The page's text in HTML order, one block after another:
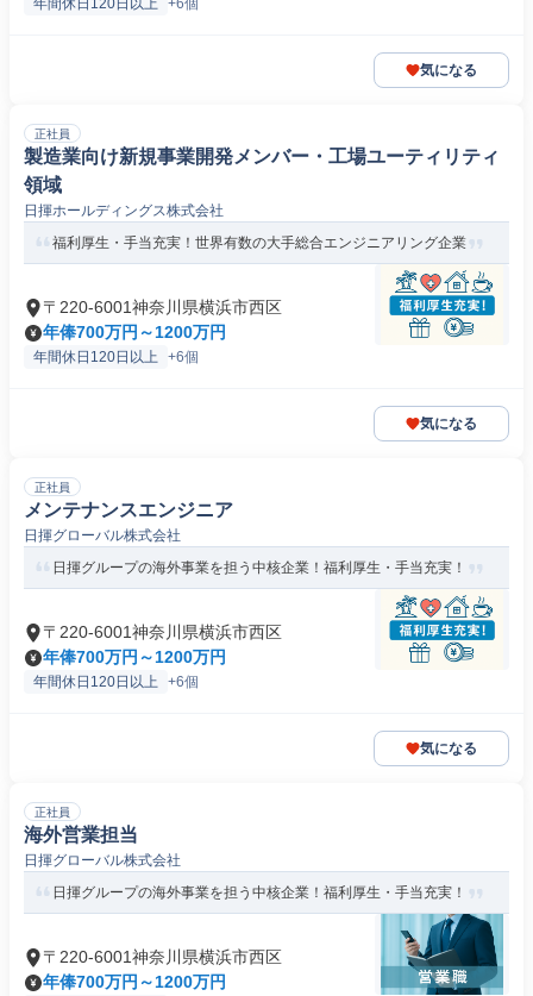
年間休日120日以上 +6個
気になる
正社員
製造業向け新規事業開発メンバー・工場ユーティリティ
領域
日揮ホールディングス株式会社
福利厚生・手当充実！世界有数の大手総合エンジニアリング企業
〒220-6001神奈川県横浜市西区
年俸700万円～1200万円
年間休日120日以上 +6個
気になる
正社員
メンテナンスエンジニア
日揮グローバル株式会社
日揮グループの海外事業を担う中核企業！福利厚生・手当充実！
〒220-6001神奈川県横浜市西区
年俸700万円～1200万円
年間休日120日以上 +6個
気になる
正社員
海外営業担当
日揮グローバル株式会社
日揮グループの海外事業を担う中核企業！福利厚生・手当充実！
〒220-6001神奈川県横浜市西区
年俸700万円～1200万円